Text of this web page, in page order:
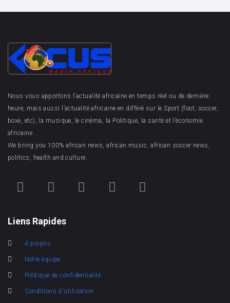
Nous vous apportons l’actualité africaine en temps réel ou de dernière
heure, mais aussi l’actualité africaine en différé sur le Sport (foot, soccer,
boxe, etc), la musique, le cinéma, la Politique, la santé et l’économie
africaine .
We bring you 100% african news, african music, african soccer news,
politics, health and culture.
Liens Rapides
A propos
Notre équipe
Politique de confidentialité
Conditions d'utilisation